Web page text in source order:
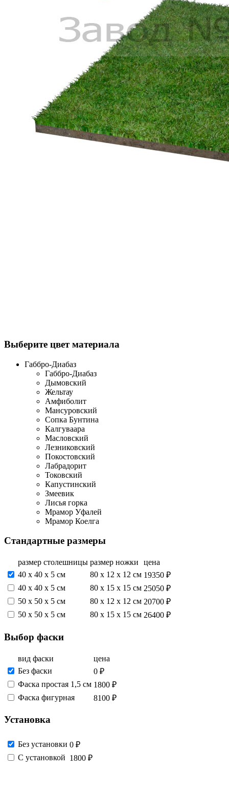
Выберите цвет материала
Габбро-Диабаз
Габбро-Диабаз
Дымовский
Жельтау
Амфиболит
Мансуровский
Сопка Бунтина
Калгуваара
Масловский
Лезниковский
Покостовский
Лабрадорит
Токовский
Капустинский
Змеевик
Лисья горка
Мрамор Уфалей
Мрамор Коелга
Стандартные размеры
размер столешницы размер ножки
цена
40 х 40 х 5 см
80 х 12 х 12 см 19350 ₽
40 х 40 х 5 см
80 х 15 х 15 см 25050 ₽
50 х 50 х 5 см
80 х 12 х 12 см 20700 ₽
50 х 50 х 5 см
80 х 15 х 15 см 26400 ₽
Выбор фаски
вид фаски
цена
Без фаски
0 ₽
Фаска простая 1,5 см 1800 ₽
Фаска фигурная
8100 ₽
Установка
Без установки 0 ₽
С установкой 1800 ₽